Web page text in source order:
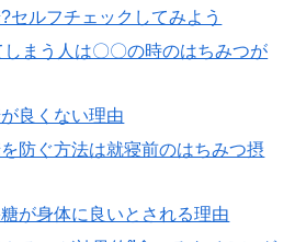
セルフチェックしてみよう
まう人は〇〇の時のはちみつが
良くない理由
防ぐ方法は就寝前のはちみつ摂
が身体に良いとされる理由